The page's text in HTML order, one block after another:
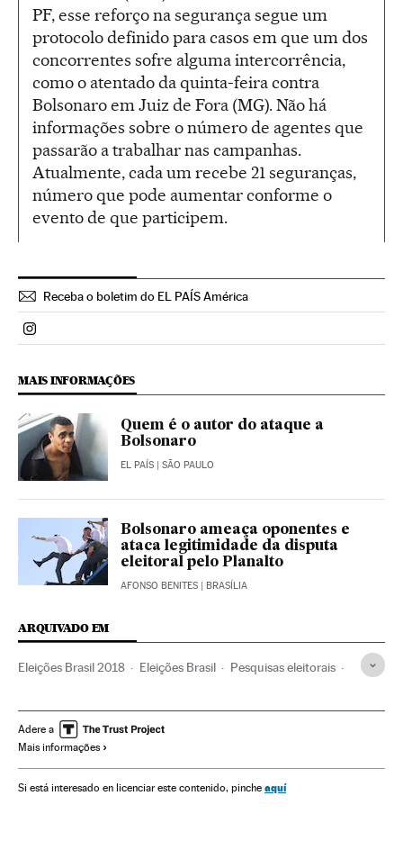
PF, esse reforço na segurança segue um
protocolo definido para casos em que um dos
concorrentes sofre alguma intercorrência,
como o atentado da quinta-feira contra
Bolsonaro em Juiz de Fora (MG). Não há
informações sobre o número de agentes que
passarão a trabalhar nas campanhas.
Atualmente, cada um recebe 21 seguranças,
número que pode aumentar conforme o
evento de que participem.
Receba o boletim do EL PAÍS América
Politica El País Brasil en Instagram
MAIS INFORMAÇÕES
Quem é o autor do ataque a
Bolsonaro
EL PAÍS | SÃO PAULO
Bolsonaro ameaça oponentes e
ataca legitimidade da disputa
eleitoral pelo Planalto
AFONSO BENITES | BRASÍLIA
ARQUIVADO EM
Eleições Brasil 2018 Eleições Brasil Pesquisas eleitorais
América Política Eleições 2018
Adere a
Mais informações
Si está interesado en licenciar este contenido, pinche aquí